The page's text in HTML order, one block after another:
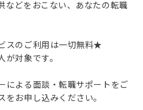
などをおこない、あなたの転職
スのご利用は一切無料★
対象です。
による面談・転職サポートをご
をお申し込みください。